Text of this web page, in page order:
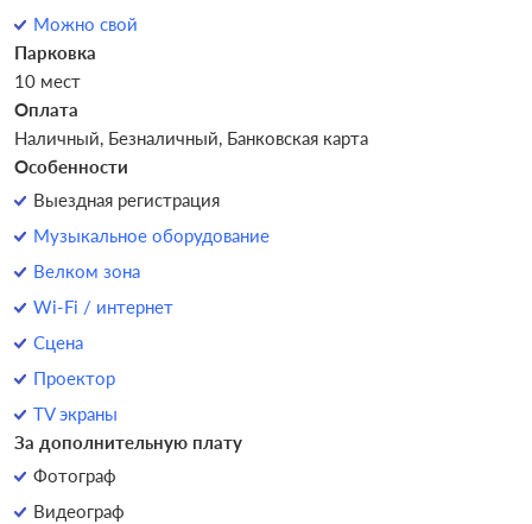
Можно свой
Парковка
10 мест
Оплата
Наличный, Безналичный, Банковская карта
Особенности
Выездная регистрация
Музыкальное оборудование
Велком зона
Wi-Fi / интернет
Сцена
Проектор
TV экраны
За дополнительную плату
Фотограф
Видеограф